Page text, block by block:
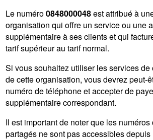
Le numéro0848000048est attribué à
organisation qui offre un service ou une
supplémentaire à ses clients et qui
tarif supérieur au tarif normal.
Si vous souhaitez utiliser les services de
de cette organisation, vous devrez peut-
numéro de téléphone et accepter de
supplémentaire correspondant.
Il est important de noter que les
partagés ne sont pas accessibles depuis